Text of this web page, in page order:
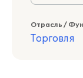
Отрасль /
Торговля